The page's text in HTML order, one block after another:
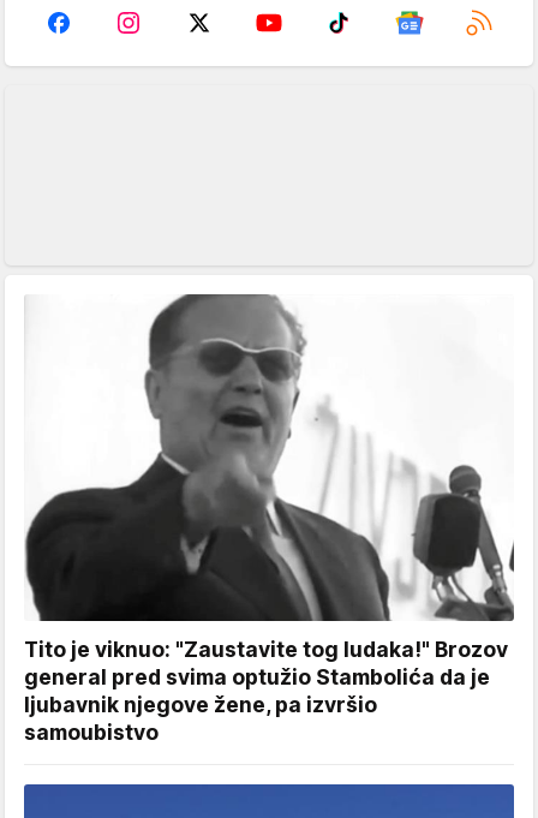
Tito je viknuo: "Zaustavite tog ludaka!" Brozov
general pred svima optužio Stambolića da je
ljubavnik njegove žene, pa izvršio
samoubistvo